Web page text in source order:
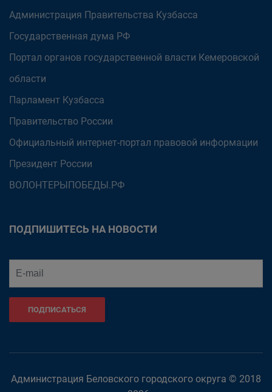
Администрация Правительства Кузбасса
Государственная дума РФ
Портал органов государственной власти Кемеровской
области
Парламент Кузбасса
Правительство России
Официальный интернет-портал правовой информации
Президент России
ВОЛОНТЕРЫПОБЕДЫ.РФ
ПОДПИШИТЕСЬ НА НОВОСТИ
ПОДПИСАТЬСЯ
Администрация Беловского городского округа © 2018